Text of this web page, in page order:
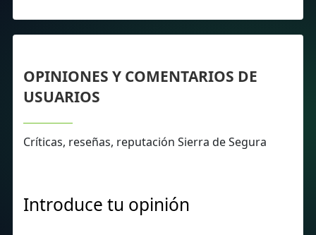
OPINIONES Y COMENTARIOS DE
USUARIOS
Críticas, reseñas, reputación Sierra de Segura
Introduce tu opinión